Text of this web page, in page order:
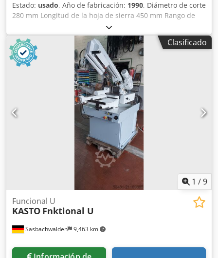
Estado: usado, Año de fabricación: 1990, Diámetro de corte
280 mm Longitud de la hoja de sierra 450 mm Rango de
corte a 90 grados: cuadrado 240 x 240 mm Rango de corte
a 90 grados: plano 280 x 160 mm Rango de corte a 45
grados: redondo 180 mm Dimensiones de la hoja de sierra
450 x 40 x 2,0 mm Potencia del motor 2,6 kW Altura de
apoyo del material 500 mm Peso de la máquina aprox. 495
kg Dimensiones L-A-H 1500 x 600 x 1340 mm Equipamiento
- Descenso hidráulico continuo - Mordaza manual Cedpfx
Ajxab Hconvorf - ajuste de inglete mediante mordaza -
dispositivo de refrigeración
Clasificado
1 /9
Sasbachwalden 9,463 km
Funcional U
KASTO Fnktional U